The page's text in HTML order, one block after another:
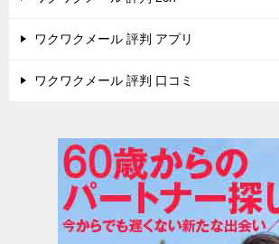
ワクワクメール 評判 アプリ
ワクワクメール 評判 口コミ